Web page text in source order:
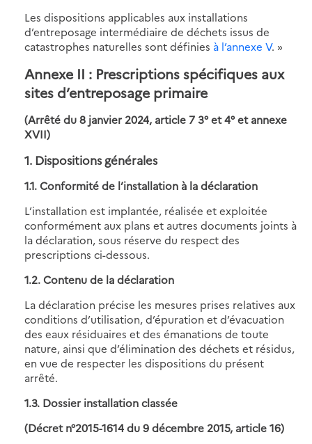
Les dispositions applicables aux installations
d’entreposage intermédiaire de déchets issus de
catastrophes naturelles sont définies à l’annexe V. »
Annexe II : Prescriptions spécifiques aux
sites d’entreposage primaire
(Arrêté du 8 janvier 2024, article 7 3° et 4° et annexe
XVII)
1. Dispositions générales
1.1. Conformité de l’installation à la déclaration
L’installation est implantée, réalisée et exploitée
conformément aux plans et autres documents joints à
la déclaration, sous réserve du respect des
prescriptions ci-dessous.
1.2. Contenu de la déclaration
La déclaration précise les mesures prises relatives aux
conditions d’utilisation, d’épuration et d’évacuation
des eaux résiduaires et des émanations de toute
nature, ainsi que d’élimination des déchets et résidus,
en vue de respecter les dispositions du présent
arrêté.
1.3. Dossier installation classée
(Décret n°2015-1614 du 9 décembre 2015, article 16)